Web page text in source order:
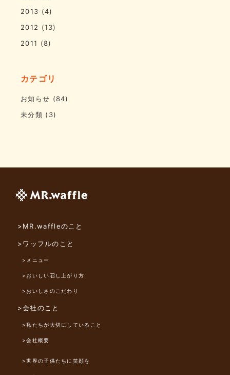
2013 (4)
2012 (13)
2011 (8)
カテゴリ
お知らせ (84)
未分類 (3)
>MR.waffleのこと
>ワッフルのこと
>メニュー
>おいしい召し上がり方
>おいしさのこだわり
>会社のこと
>私たちが大切にしていること
>会社概要
>世界の子供たちに笑顔を